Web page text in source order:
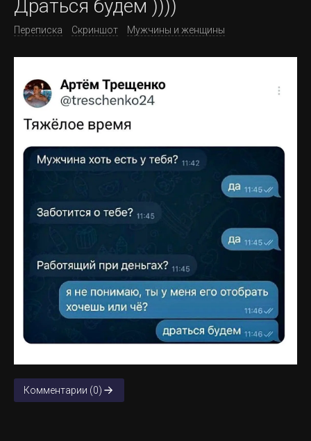
Драться будем ))))
Переписка Скриншот Мужчины и женщины
Комментарии (0)